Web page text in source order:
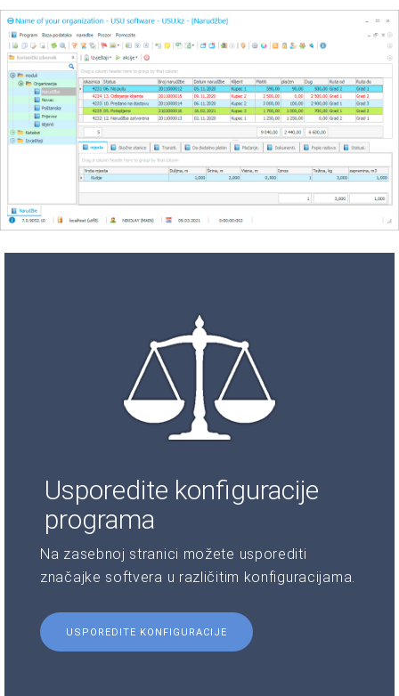
Usporedite konfiguracije
programa
Na zasebnoj stranici možete usporediti
značajke softvera u različitim konfiguracijama.
USPOREDITE KONFIGURACIJE